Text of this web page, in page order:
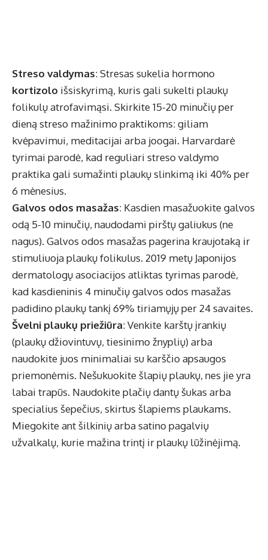
Streso valdymas: Stresas sukelia hormono
kortizolo išsiskyrimą, kuris gali sukelti plaukų
folikulų atrofavimąsi. Skirkite 15-20 minučių per
dieną streso mažinimo praktikoms: giliam
kvėpavimui, meditacijai arba joogai. Harvardarė
tyrimai parodė, kad reguliari streso valdymo
praktika gali sumažinti plaukų slinkimą iki 40% per
6 mėnesius.
Galvos odos masažas: Kasdien masažuokite galvos
odą 5-10 minučių, naudodami pirštų galiukus (ne
nagus). Galvos odos masažas pagerina kraujotaką ir
stimuliuoja plaukų folikulus. 2019 metų Japonijos
dermatologų asociacijos atliktas tyrimas parodė,
kad kasdieninis 4 minučių galvos odos masažas
padidino plaukų tankį 69% tiriamųjų per 24 savaites.
Švelni plaukų priežiūra: Venkite karštų įrankių
(plaukų džiovintuvų, tiesinimo žnyplių) arba
naudokite juos minimaliai su karščio apsaugos
priemonėmis. Nešukuokite šlapių plaukų, nes jie yra
labai trapūs. Naudokite plačių dantų šukas arba
specialius šepečius, skirtus šlapiems plaukams.
Miegokite ant šilkinių arba satino pagalvių
užvalkalų, kurie mažina trintį ir plaukų lūžinėjimą.